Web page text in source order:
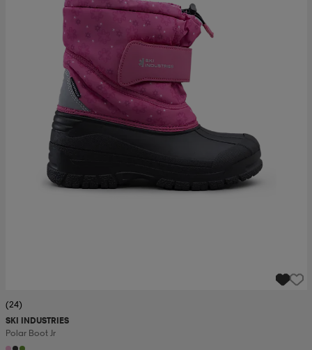
(24)
SKI INDUSTRIES
Polar Boot Jr